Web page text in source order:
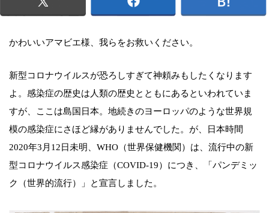
かわいいアマビエ様、我らをお救いください。
新型コロナウイルスが恐ろしすぎて神頼みもしたくなります
よ。感染症の歴史は人類の歴史とともにあるといわれていま
すが、ここは島国日本。地続きのヨーロッパのような世界規
模の感染症にさほど縁がありませんでした。が、日本時間
2020年3月12日未明、WHO（世界保健機関）は、流行中の新
型コロナウイルス感染症（COVID-19）につき、「パンデミッ
ク（世界的流行）」と宣言しました。